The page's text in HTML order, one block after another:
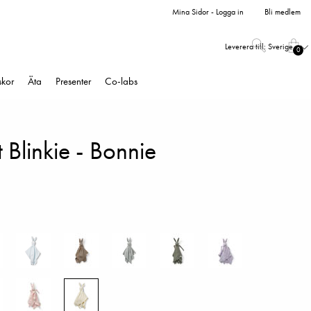
Mina Sidor - Logga in Bli medlem
Leverera till: Sverige 0
Äta Presenter Co-labs
Blinkie - Bonnie